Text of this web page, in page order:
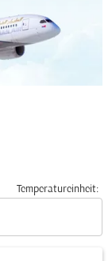
Temperatureinheit: